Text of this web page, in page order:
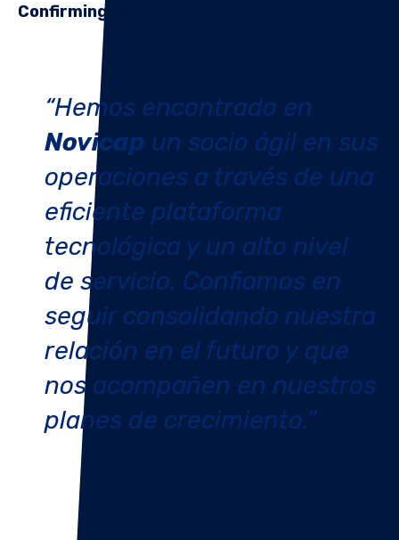
Confirming
“Hemos encontrado en
Novicap un socio ágil en sus
operaciones a través de una
eficiente plataforma
tecnológica y un alto nivel
de servicio. Confiamos en
seguir consolidando nuestra
relación en el futuro y que
nos acompañen en nuestros
planes de crecimiento.”